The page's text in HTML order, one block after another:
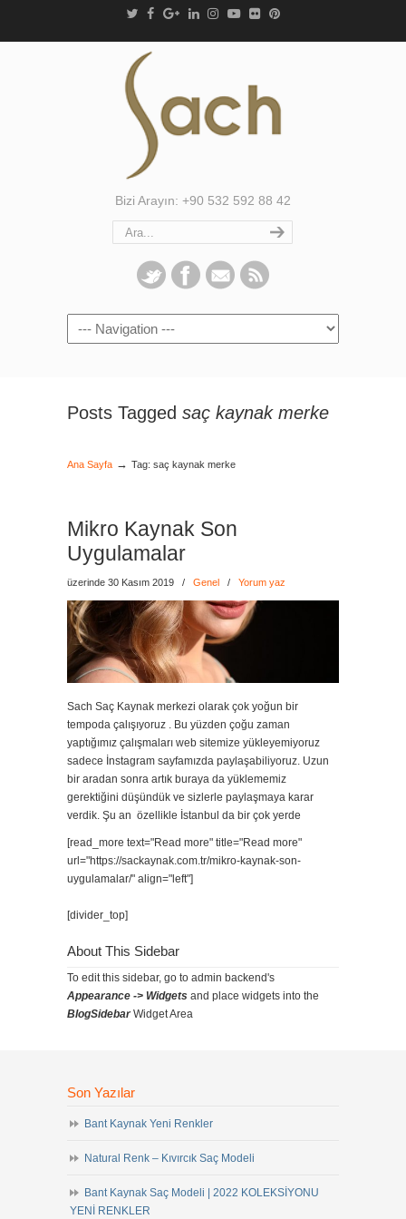
Bizi Arayın: +90 532 592 88 42
Navigation
Posts Tagged saç kaynak merke
Ana Sayfa → Tag: saç kaynak merke
Mikro Kaynak Son
Uygulamalar
üzerinde 30 Kasım 2019 / Genel / Yorum yaz
Sach Saç Kaynak merkezi olarak çok yoğun bir
tempoda çalışıyoruz . Bu yüzden çoğu zaman
yaptığımız çalışmaları web sitemize yükleyemiyoruz
sadece İnstagram sayfamızda paylaşabiliyoruz. Uzun
bir aradan sonra artık buraya da yüklememiz
gerektiğini düşündük ve sizlerle paylaşmaya karar
verdik. Şu an özellikle İstanbul da bir çok yerde
[read_more text="Read more" title="Read more"
url="https://sackaynak.com.tr/mikro-kaynak-son-
uygulamalar/" align="left"]
[divider_top]
About This Sidebar
To edit this sidebar, go to admin backend's
Appearance -> Widgets and place widgets into the
BlogSidebarWidget Area
Son Yazılar
Bant Kaynak Yeni Renkler
Natural Renk – Kıvırcık Saç Modeli
Bant Kaynak Saç Modeli | 2022 KOLEKSİYONU
YENİ RENKLER